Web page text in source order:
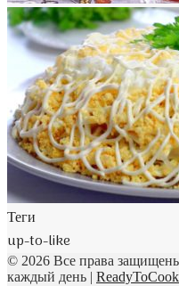
Теги
up-to-like
© 2026 Все права
каждый день | ReadyToCook